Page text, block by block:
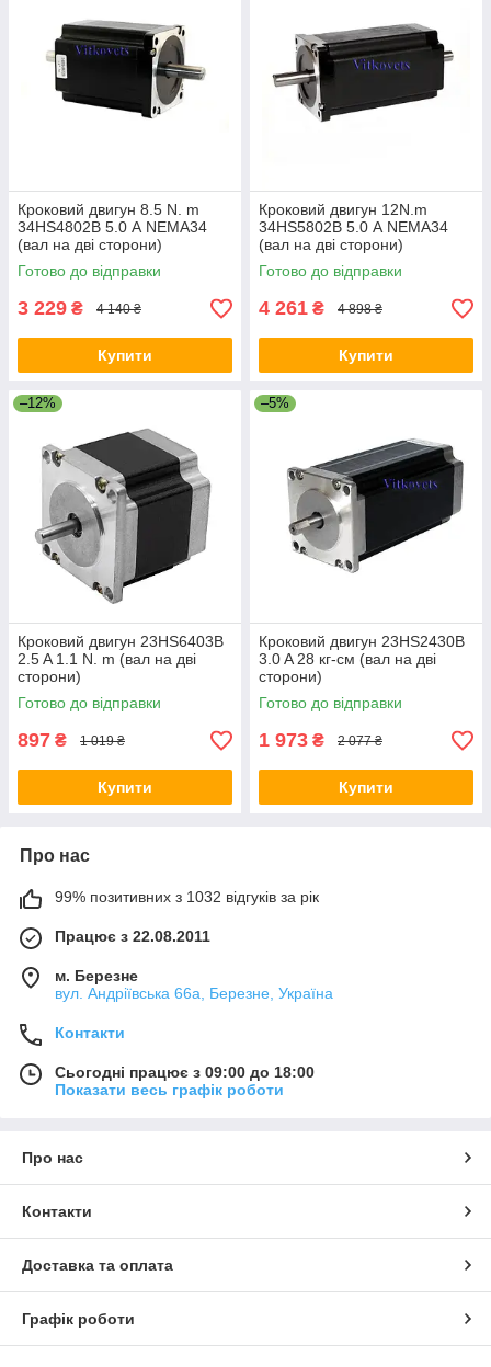
Кроковий двигун 8.5 N. m
34НЅ4802В 5.0 А NEMA34
(вал на дві сторони)
Готово до відправки
3 229 ₴ 4 140 ₴
Купити
Кроковий двигун 12N.m
34HS5802В 5.0 А NEMA34
(вал на дві сторони)
Готово до відправки
4 261 ₴ 4 898 ₴
Купити
–12%
Кроковий двигун 23HS6403B
2.5 A 1.1 N. m (вал на дві
сторони)
Готово до відправки
897 ₴ 1 019 ₴
Купити
–5%
Кроковий двигун 23HS2430B
3.0 A 28 кг-см (вал на дві
сторони)
Готово до відправки
1 973 ₴ 2 077 ₴
Купити
Про нас
99% позитивних з 1032 відгуків за рік
Працює з 22.08.2011
м. Березне
вул. Андріївська 66а, Березне, Україна
Контакти
Сьогодні працює з 09:00 до 18:00
Показати весь графік роботи
Про нас
Контакти
Доставка та оплата
Графік роботи